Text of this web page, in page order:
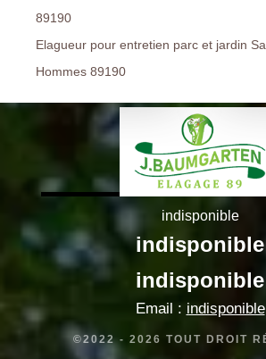
89190
Elagueur pour entretien parc et jardin
Hommes 89190
indisponible
indisponible
indisponible
Email : indisponible
©2022 - 2026 TOUT DROIT